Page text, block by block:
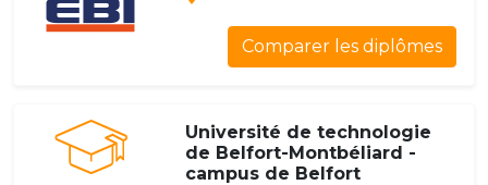
Comparer les diplômes
Université de technologie
de Belfort-Montbéliard -
campus de Belfort